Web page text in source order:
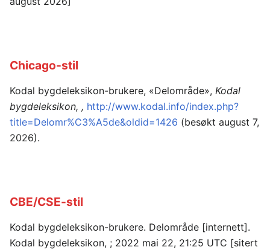
Chicago-stil
Kodal bygdeleksikon-brukere, «Delområde», Kodal
bygdeleksikon, , http://www.kodal.info/index.php?
title=Delomr%C3%A5de&oldid=1426 (besøkt august 7,
2026).
CBE/CSE-stil
Kodal bygdeleksikon-brukere. Delområde [internett].
Kodal bygdeleksikon, ; 2022 mai 22, 21:25 UTC [sitert